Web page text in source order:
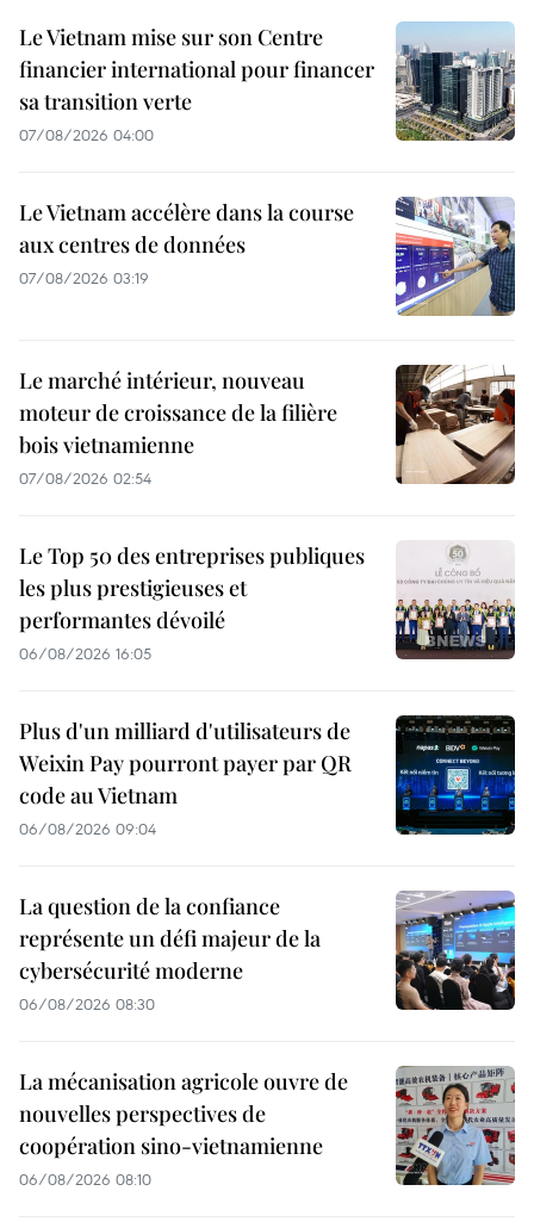
Le Vietnam mise sur son Centre
financier international pour financer
sa transition verte
07/08/2026 04:00
Le Vietnam accélère dans la course
aux centres de données
07/08/2026 03:19
Le marché intérieur, nouveau
moteur de croissance de la filière
bois vietnamienne
07/08/2026 02:54
Le Top 50 des entreprises publiques
les plus prestigieuses et
performantes dévoilé
06/08/2026 16:05
Plus d'un milliard d'utilisateurs de
Weixin Pay pourront payer par QR
code au Vietnam
06/08/2026 09:04
La question de la confiance
représente un défi majeur de la
cybersécurité moderne
06/08/2026 08:30
La mécanisation agricole ouvre de
nouvelles perspectives de
coopération sino-vietnamienne
06/08/2026 08:10